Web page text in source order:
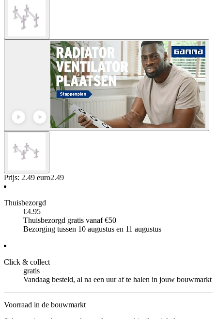
Prijs: 2.49 euro2.49
Thuisbezorgd
€4.95
Thuisbezorgd gratis vanaf €50
Bezorging tussen 10 augustus en 11 augustus
Click & collect
gratis
Vandaag besteld, al na een uur af te halen in jouw bouwmarkt
Voorraad in de bouwmarkt